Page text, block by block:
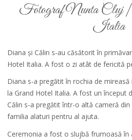
Fotograf Nunta Cluj
Italia
Diana și Călin s-au căsătorit în
Hotel Italia. A fost o zi atât de fericită
Diana s-a pregătit în rochia de
la Grand Hotel Italia. A fost un început
Călin s-a pregătit într-o altă cameră
familia alaturi pentru al ajuta.
Ceremonia a fost o slujbă frumoasă în